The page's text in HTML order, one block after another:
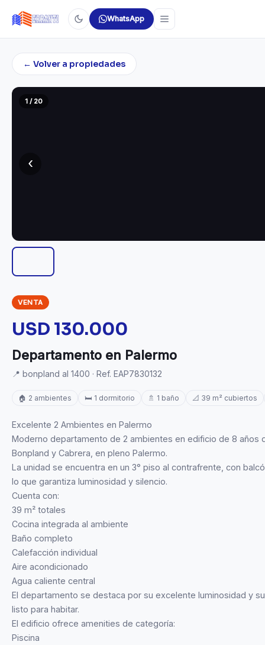
WhatsApp
← Volver a propiedades
1 / 20
‹
VENTA
USD 130.000
Departamento en Palermo
📍 bonpland al 1400 · Ref. EAP7830132
🏠 2 ambientes 🛏️ 1 dormitorio 🚿 1 baño 📐 39 m² cubiertos
Excelente 2 Ambientes en Palermo
Moderno departamento de 2 ambientes en edificio de 8 años
Bonpland y Cabrera, en pleno Palermo.
La unidad se encuentra en un 3° piso al contrafrente, con
lo que garantiza luminosidad y silencio.
Cuenta con:
39 m² totales
Cocina integrada al ambiente
Baño completo
Calefacción individual
Aire acondicionado
Agua caliente central
El departamento se destaca por su excelente luminosidad y
listo para habitar.
El edificio ofrece amenities de categoría:
Piscina